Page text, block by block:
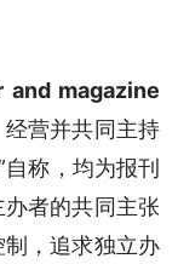
营并共同主持
称，均为报刊
者的共同主张
，追求独立办